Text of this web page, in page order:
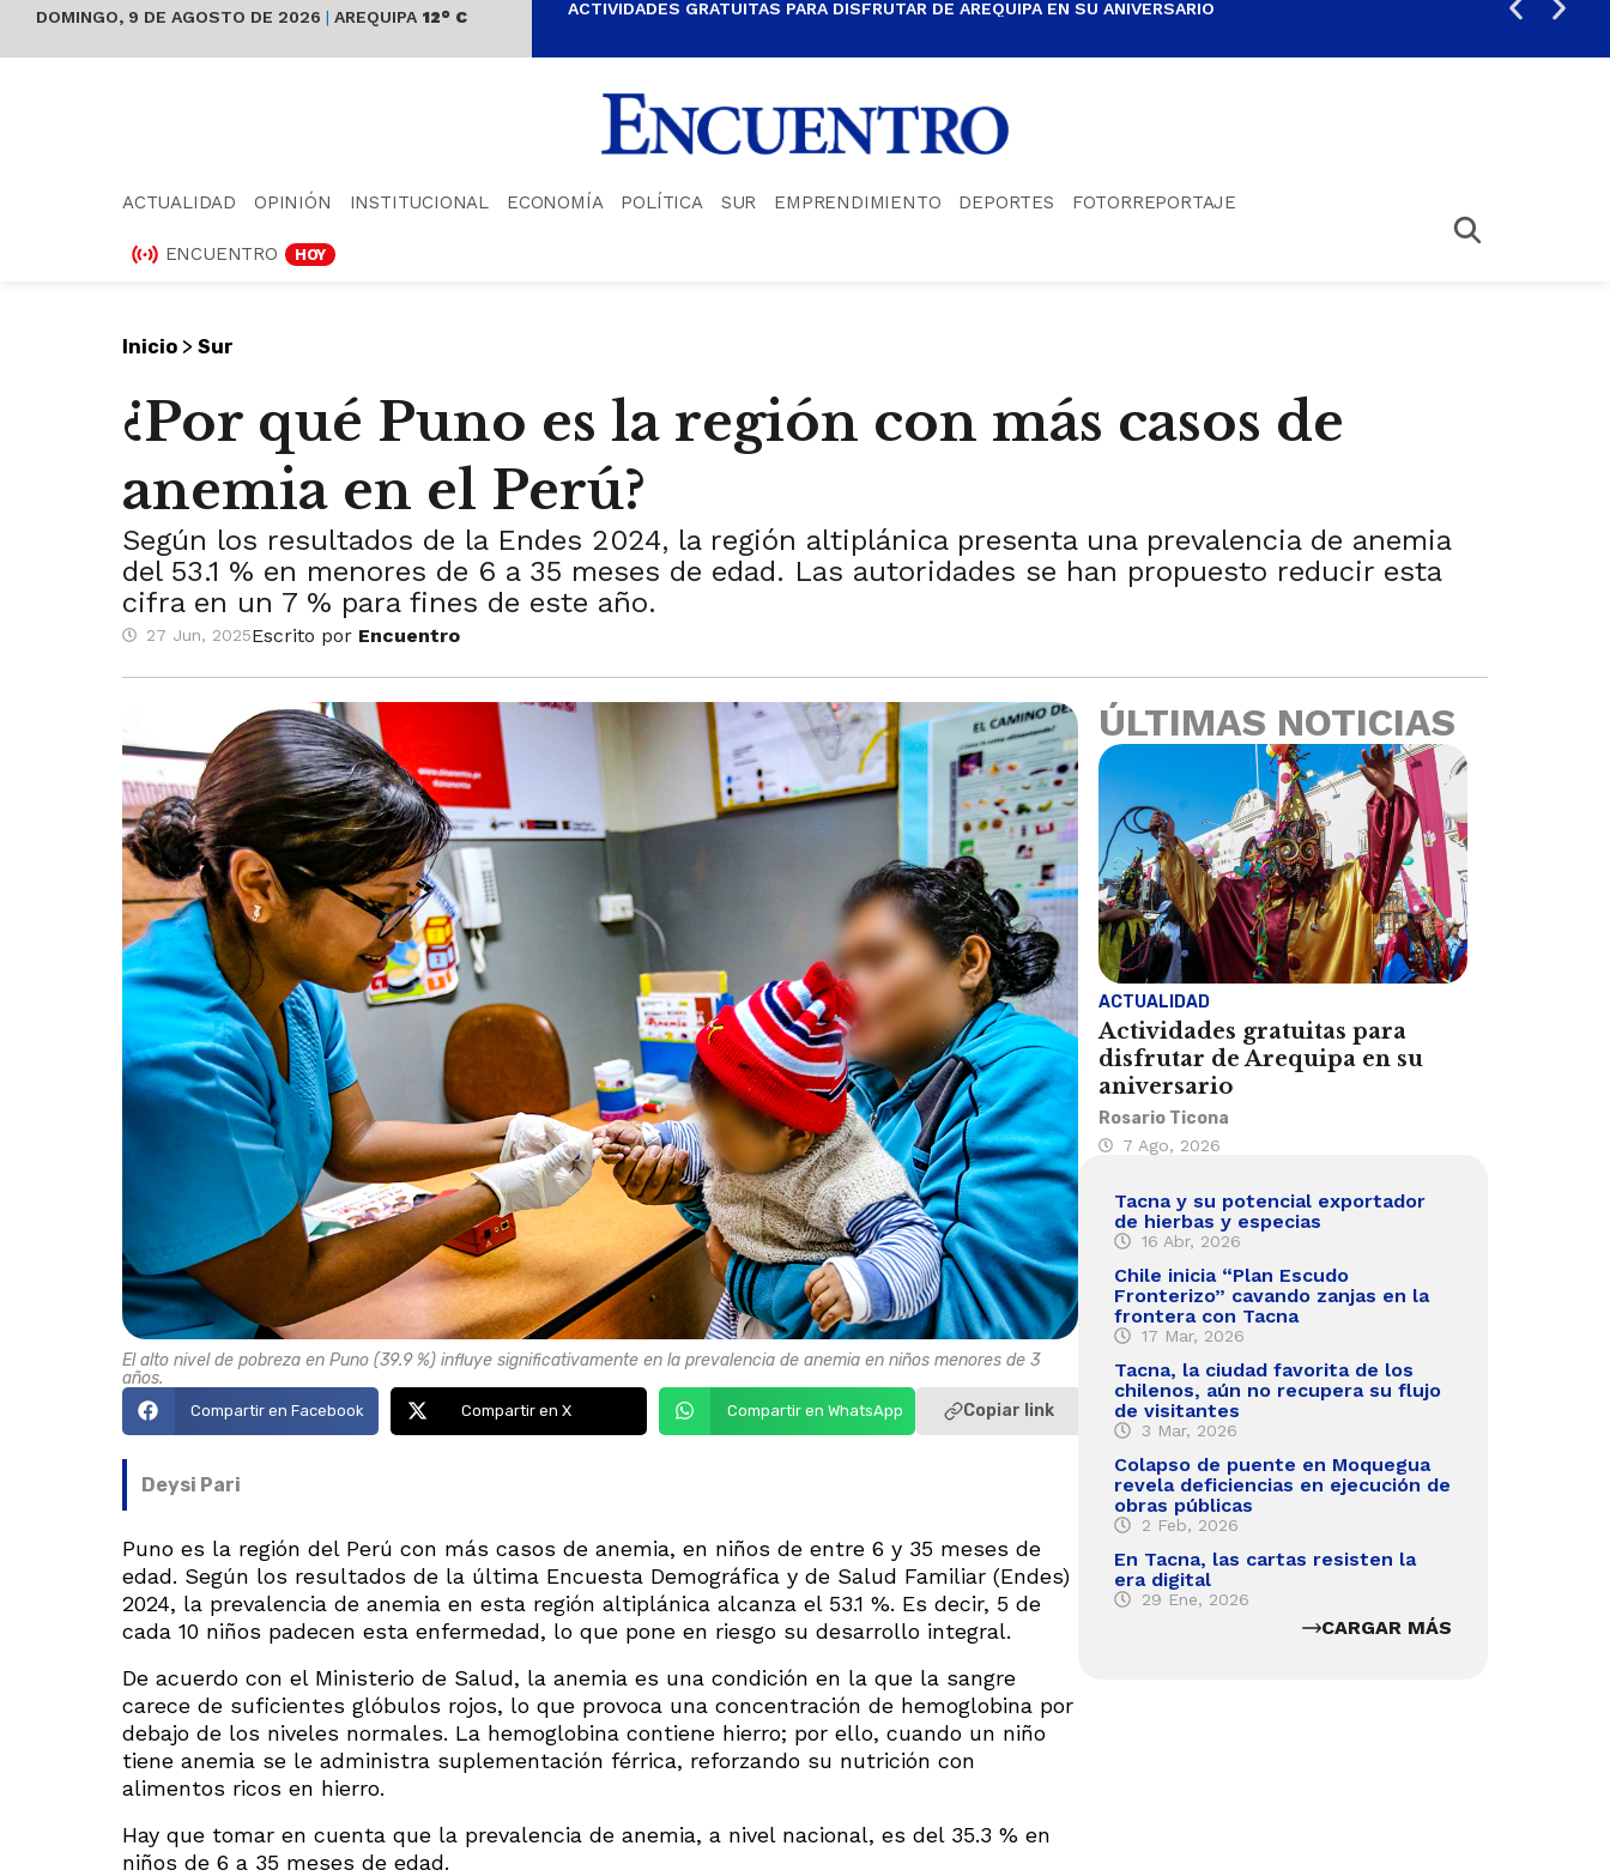
DOMINGO, 9 DE AGOSTO DE 2026 | AREQUIPA 12° C ACTIVIDADES GRATUITAS PARA DISFRUTAR DE AREQUIPA EN SU ANIVERSARIO
ACTUALIDAD OPINIÓN INSTITUCIONAL ECONOMÍA POLÍTICA SUR EMPRENDIMIENTO DEPORTES FOTORREPORTAJE
ENCUENTRO HOY
Inicio > Sur
¿Por qué Puno es la región con más casos de
anemia en el Perú?
Según los resultados de la Endes 2024, la región altiplánica presenta una prevalencia de anemia
del 53.1 % en menores de 6 a 35 meses de edad. Las autoridades se han propuesto reducir esta
cifra en un 7 % para fines de este año.
27 Jun, 2025Escrito por Encuentro
El alto nivel de pobreza en Puno (39.9 %) influye significativamente en la prevalencia de anemia en niños menores de 3
años.
Compartir en Facebook Compartir en X Compartir en WhatsApp Copiar link
Deysi Pari
Puno es la región del Perú con más casos de anemia, en niños de entre 6 y 35 meses de
edad. Según los resultados de la última Encuesta Demográfica y de Salud Familiar (Endes)
2024, la prevalencia de anemia en esta región altiplánica alcanza el 53.1 %. Es decir, 5 de
cada 10 niños padecen esta enfermedad, lo que pone en riesgo su desarrollo integral.
De acuerdo con el Ministerio de Salud, la anemia es una condición en la que la sangre
carece de suficientes glóbulos rojos, lo que provoca una concentración de hemoglobina por
debajo de los niveles normales. La hemoglobina contiene hierro; por ello, cuando un niño
tiene anemia se le administra suplementación férrica, reforzando su nutrición con
alimentos ricos en hierro.
Hay que tomar en cuenta que la prevalencia de anemia, a nivel nacional, es del 35.3 % en
niños de 6 a 35 meses de edad.
ÚLTIMAS NOTICIAS
ACTUALIDAD
Actividades gratuitas para
disfrutar de Arequipa en su
aniversario
Rosario Ticona
7 Ago, 2026
Tacna y su potencial exportador
de hierbas y especias
16 Abr, 2026
Chile inicia “Plan Escudo
Fronterizo” cavando zanjas en la
frontera con Tacna
17 Mar, 2026
Tacna, la ciudad favorita de los
chilenos, aún no recupera su flujo
de visitantes
3 Mar, 2026
Colapso de puente en Moquegua
revela deficiencias en ejecución de
obras públicas
2 Feb, 2026
En Tacna, las cartas resisten la
era digital
29 Ene, 2026
CARGAR MÁS